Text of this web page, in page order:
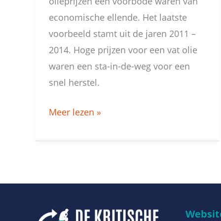
economische ellende. Het laatste
voorbeeld stamt uit de jaren 2011 –
2014. Hoge prijzen voor een vat olie
waren een sta-in-de-weg voor een
snel herstel.
Meer lezen »